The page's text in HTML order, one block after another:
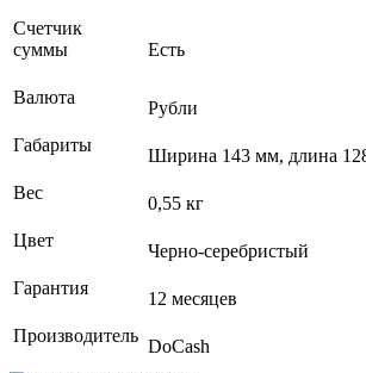
Счетчик
суммы
Есть
Валюта
Рубли
Габариты
Ширина 143 мм, длина
Вес
0,55 кг
Цвет
Черно-серебристый
Гарантия
12 месяцев
Производитель
DoCash